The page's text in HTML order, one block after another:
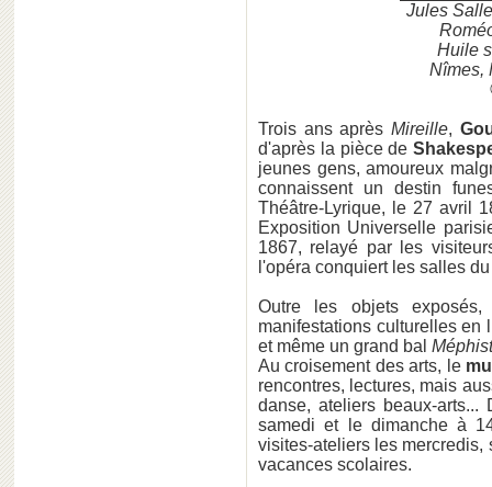
Jules
Huile
Nîmes,
Trois ans après Mireille,
d'après la pièce de
jeunes gens, amoureux
connaissent un destin
Théâtre-Lyrique, le 27 avril
Exposition Universelle
1867, relayé par les
l'opéra conquiert les salles
Outre les objets
manifestations culturelles en
et même un grand bal
Au croisement des arts, le
rencontres, lectures, mais
danse, ateliers beaux-arts...
samedi et le dimanche à
visites-ateliers les
vacances scolaires.